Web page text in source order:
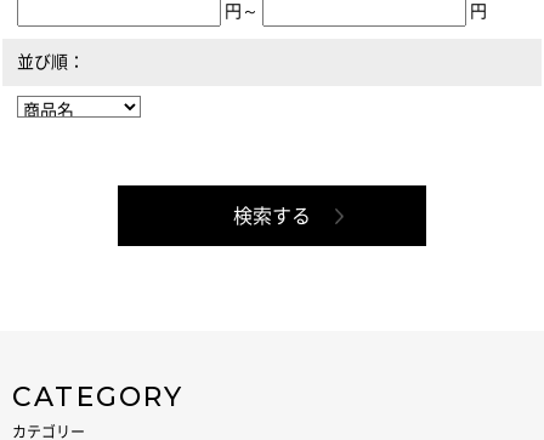
円～ 円
並び順：
CATEGORY
カテゴリー